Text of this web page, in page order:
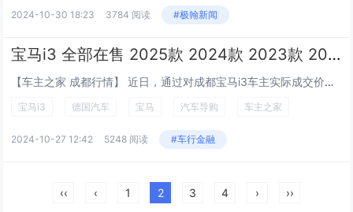
2024-10-30 18:23 3784 阅读 #极翰新闻
宝马i3 全部在售 2025款 2024款 2023款 2022款成都宝马i3降15.00万 最低仅售20.89万
【车主之家 成都行情】 近日，通过对成都宝马i3车主实际成交价追踪，车主之家发现，宝马i3目前在售的6款车型最高优惠达15.00万元，实际成交价格为20.89-26.39万元，详见下表： 宝马i3...
宝马i3 德国汽车 宝马 汽车导购 车主之家
2024-10-27 12:42 5248 阅读 #车行金融
‹‹ ‹ 1 2 3 4 › ››